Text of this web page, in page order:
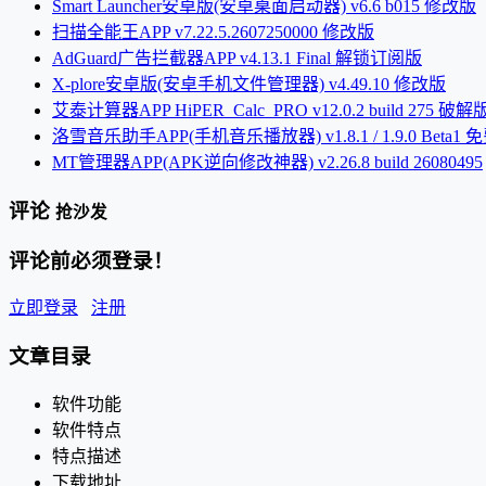
Smart Launcher安卓版(安卓桌面启动器) v6.6 b015 修改版
扫描全能王APP v7.22.5.2607250000 修改版
AdGuard广告拦截器APP v4.13.1 Final 解锁订阅版
X-plore安卓版(安卓手机文件管理器) v4.49.10 修改版
艾泰计算器APP HiPER_Calc_PRO v12.0.2 build 275 破解
洛雪音乐助手APP(手机音乐播放器) v1.8.1 / 1.9.0 Beta1
MT管理器APP(APK逆向修改神器) v2.26.8 build 26080495
评论 抢沙发
评论前必须登录！
立即登录 注册
文章目录
软件功能
软件特点
特点描述
下载地址